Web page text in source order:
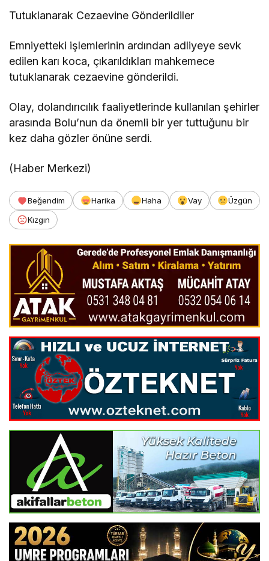
Tutuklanarak Cezaevine Gönderildiler
Emniyetteki işlemlerinin ardından adliyeye sevk
edilen karı koca, çıkarıldıkları mahkemece
tutuklanarak cezaevine gönderildi.
Olay, dolandırıcılık faaliyetlerinde kullanılan şehirler
arasında Bolu’nun da önemli bir yer tuttuğunu bir
kez daha gözler önüne serdi.
(Haber Merkezi)
Beğendim Harika Haha Vay
Üzgün
Kızgın